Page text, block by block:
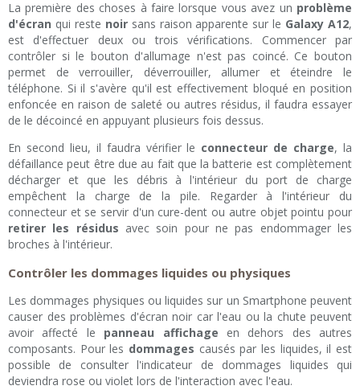
La première des choses à faire lorsque vous avez un problème
d'écran qui reste noirsans raison apparente sur le Galaxy A12,
est d'effectuer deux ou trois vérifications. Commencer par
contrôler si le bouton d'allumage n'est pas coincé. Ce bouton
permet de verrouiller, déverrouiller, allumer et éteindre le
téléphone. Si il s'avère qu'il est effectivement bloqué en position
enfoncée en raison de saleté ou autres résidus, il faudra essayer
de le décoincé en appuyant plusieurs fois dessus.
En second lieu, il faudra vérifier le connecteur de charge, la
défaillance peut être due au fait que la batterie est complètement
décharger et que les débris à l'intérieur du port de charge
empêchent la charge de la pile. Regarder à l'intérieur du
connecteur et se servir d'un cure-dent ou autre objet pointu pour
retirer les résidus avec soin pour ne pas endommager les
broches à l'intérieur.
Contrôler les dommages liquides ou physiques
Les dommages physiques ou liquides sur un Smartphone peuvent
causer des problèmes d'écran noir car l'eau ou la chute peuvent
avoir affecté le panneau affichage en dehors des autres
composants. Pour les dommages causés par les liquides, il est
possible de consulter l'indicateur de dommages liquides qui
deviendra rose ou violet lors de l'interaction avec l'eau.